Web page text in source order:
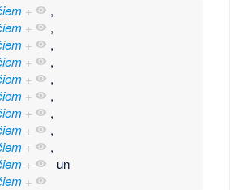
+
,
+
,
+
,
+
,
+
,
+
,
+
,
+
,
+
,
+
un
+